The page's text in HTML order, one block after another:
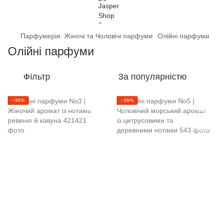
Парфумерія. Жіночі та Чоловічі парфуми Олійні парфуми
Олійні парфуми
Фільтр За популярністю
−36% −36%